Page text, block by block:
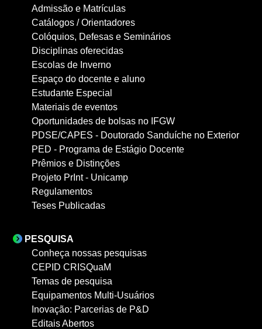
Admissão e Matrículas
Catálogos / Orientadores
Colóquios, Defesas e Seminários
Disciplinas oferecidas
Escolas de Inverno
Espaço do docente e aluno
Estudante Especial
Materiais de eventos
Oportunidades de bolsas no IFGW
PDSE/CAPES - Doutorado Sanduíche no Exterior
PED - Programa de Estágio Docente
Prêmios e Distinções
Projeto PrInt - Unicamp
Regulamentos
Teses Publicadas
PESQUISA
Conheça nossas pesquisas
CEPID CRISQuaM
Temas de pesquisa
Equipamentos Multi-Usuários
Inovação: Parcerias de P&D
Editais Abertos